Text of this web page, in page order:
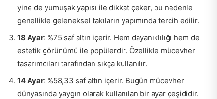
yine de yumuşak yapısı ile dikkat çeker, bu nedenle
genellikle geleneksel takıların yapımında tercih edilir.
18 Ayar: %75 saf altın içerir. Hem dayanıklılığı hem de
estetik görünümü ile popülerdir. Özellikle mücevher
tasarımcıları tarafından sıkça kullanılır.
14 Ayar: %58,33 saf altın içerir. Bugün mücevher
dünyasında yaygın olarak kullanılan bir ayar çeşididir.